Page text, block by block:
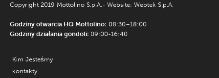
Copyright 2019 Mottolino S.p.A.- Website: Webtek S.p.A.
Godziny otwarcia HQ Mottolino: 08:30–18:00
Godziny działania gondoli: 09:00-16:40
Kim Jesteśmy
kontakty